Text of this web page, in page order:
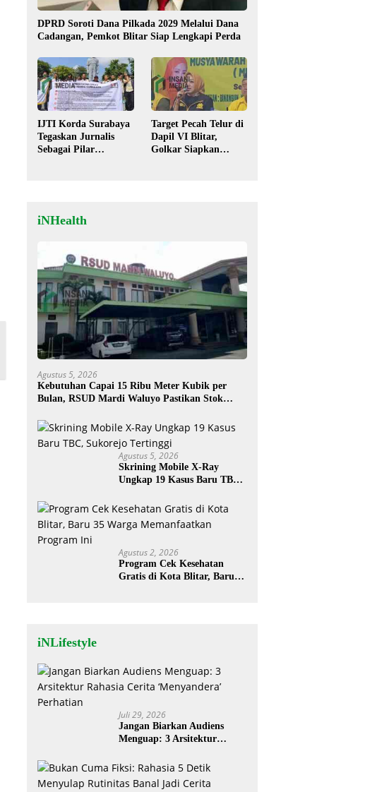
DPRD Soroti Dana Pilkada 2029 Melalui Dana
Cadangan, Pemkot Blitar Siap Lengkapi Perda
IJTI Korda Surabaya
Tegaskan Jurnalis
Sebagai Pilar
Target Pecah Telur di
Dapil VI Blitar,
Golkar Siapkan
iNHealth
Agustus 5, 2026
Kebutuhan Capai 15 Ribu Meter Kubik per
Bulan, RSUD Mardi Waluyo Pastikan Stok
Agustus 5, 2026
Skrining Mobile X-Ray
Ungkap 19 Kasus Baru TBC,
Agustus 2, 2026
Program Cek Kesehatan
Gratis di Kota Blitar, Baru
iNLifestyle
Juli 29, 2026
Jangan Biarkan Audiens
Menguap: 3 Arsitektur
Perhatian